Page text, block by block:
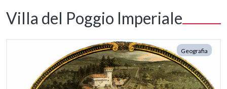
Villa del Poggio Imperiale
Geografia